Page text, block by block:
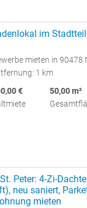
im
mieten in 90478
1 km
€
50,00 m²
Peter: 4-Zi-
neu saniert,
mieten